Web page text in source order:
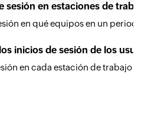
en estaciones de trabajo:
en qué equipos en un
inicios de sesión de los
en cada estación de trabajo y